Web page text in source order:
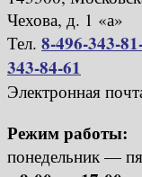
Чехова, д. 1 «а»
Тел. 8-496-343-
343-84-61
Электронная
Режим работы:
понедельник —